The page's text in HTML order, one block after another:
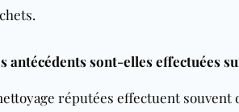
antécédents sont-elles effectuées
réputées effectuent